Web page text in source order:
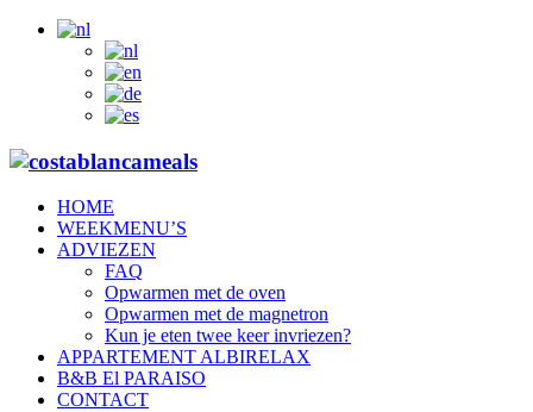
HOME
WEEKMENU’S
ADVIEZEN
FAQ
Opwarmen met de oven
Opwarmen met de magnetron
Kun je eten twee keer invriezen?
APPARTEMENT ALBIRELAX
B&B El PARAISO
CONTACT